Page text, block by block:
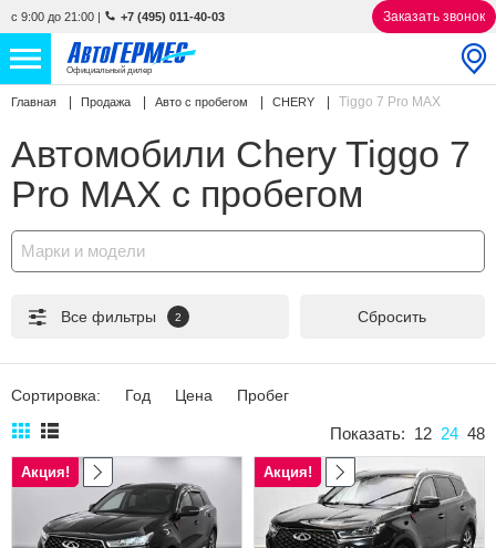
с 9:00 до 21:00 | +7 (495) 011-40-03 Заказать звонок
Официальный дилер
НОВЫЕ АВТОМОБИЛИ 4763 авто
С ПРОБЕГОМ 863 авто
УСЛУГИ
АКЦИИ
КОНТАКТЫ
Избранное
Сравнение
Главная Продажа Авто с пробегом CHERY Tiggo 7 Pro MAX
Автомобили Chery Tiggo 7
Pro MAX с пробегом
Марки и модели
Все фильтры 2 Сбросить
Сортировка: Год Цена Пробег
Показать: 12 24 48
Акция! Акция!